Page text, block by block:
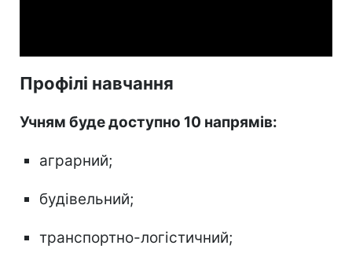
Профілі навчання
Учням буде доступно 10 напрямів:
аграрний;
будівельний;
транспортно-логістичний;